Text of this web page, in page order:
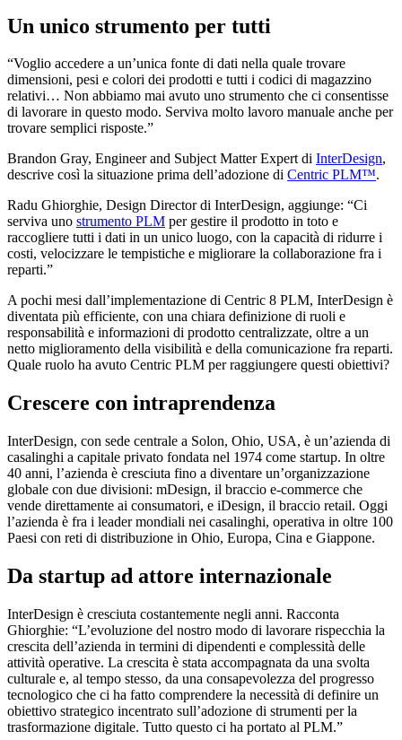
Un unico strumento per tutti
“Voglio accedere a un’unica fonte di dati nella quale trovare
dimensioni, pesi e colori dei prodotti e tutti i codici di magazzino
relativi… Non abbiamo mai avuto uno strumento che ci consentisse
di lavorare in questo modo. Serviva molto lavoro manuale anche per
trovare semplici risposte.”
Brandon Gray, Engineer and Subject Matter Expert di InterDesign,
descrive così la situazione prima dell’adozione di Centric PLM™.
Radu Ghiorghie, Design Director di InterDesign, aggiunge: “Ci
serviva uno strumento PLM per gestire il prodotto in toto e
raccogliere tutti i dati in un unico luogo, con la capacità di ridurre i
costi, velocizzare le tempistiche e migliorare la collaborazione fra i
reparti.”
A pochi mesi dall’implementazione di Centric 8 PLM, InterDesign è
diventata più efficiente, con una chiara definizione di ruoli e
responsabilità e informazioni di prodotto centralizzate, oltre a un
netto miglioramento della visibilità e della comunicazione fra reparti.
Quale ruolo ha avuto Centric PLM per raggiungere questi obiettivi?
Crescere con intraprendenza
InterDesign, con sede centrale a Solon, Ohio, USA, è un’azienda di
casalinghi a capitale privato fondata nel 1974 come startup. In oltre
40 anni, l’azienda è cresciuta fino a diventare un’organizzazione
globale con due divisioni: mDesign, il braccio e-commerce che
vende direttamente ai consumatori, e iDesign, il braccio retail. Oggi
l’azienda è fra i leader mondiali nei casalinghi, operativa in oltre 100
Paesi con reti di distribuzione in Ohio, Europa, Cina e Giappone.
Da startup ad attore internazionale
InterDesign è cresciuta costantemente negli anni. Racconta
Ghiorghie: “L’evoluzione del nostro modo di lavorare rispecchia la
crescita dell’azienda in termini di dipendenti e complessità delle
attività operative. La crescita è stata accompagnata da una svolta
culturale e, al tempo stesso, da una consapevolezza del progresso
tecnologico che ci ha fatto comprendere la necessità di definire un
obiettivo strategico incentrato sull’adozione di strumenti per la
trasformazione digitale. Tutto questo ci ha portato al PLM.”